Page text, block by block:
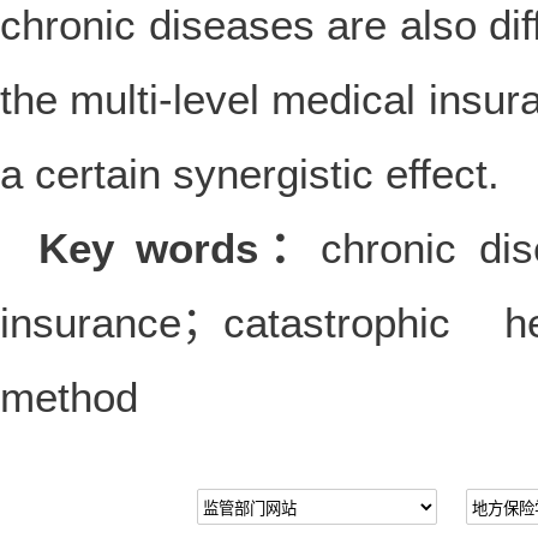
chronic diseases are also
the multi-level medical
a certain synergistic effect.
Key words： chronic
insurance；catastrophic
method